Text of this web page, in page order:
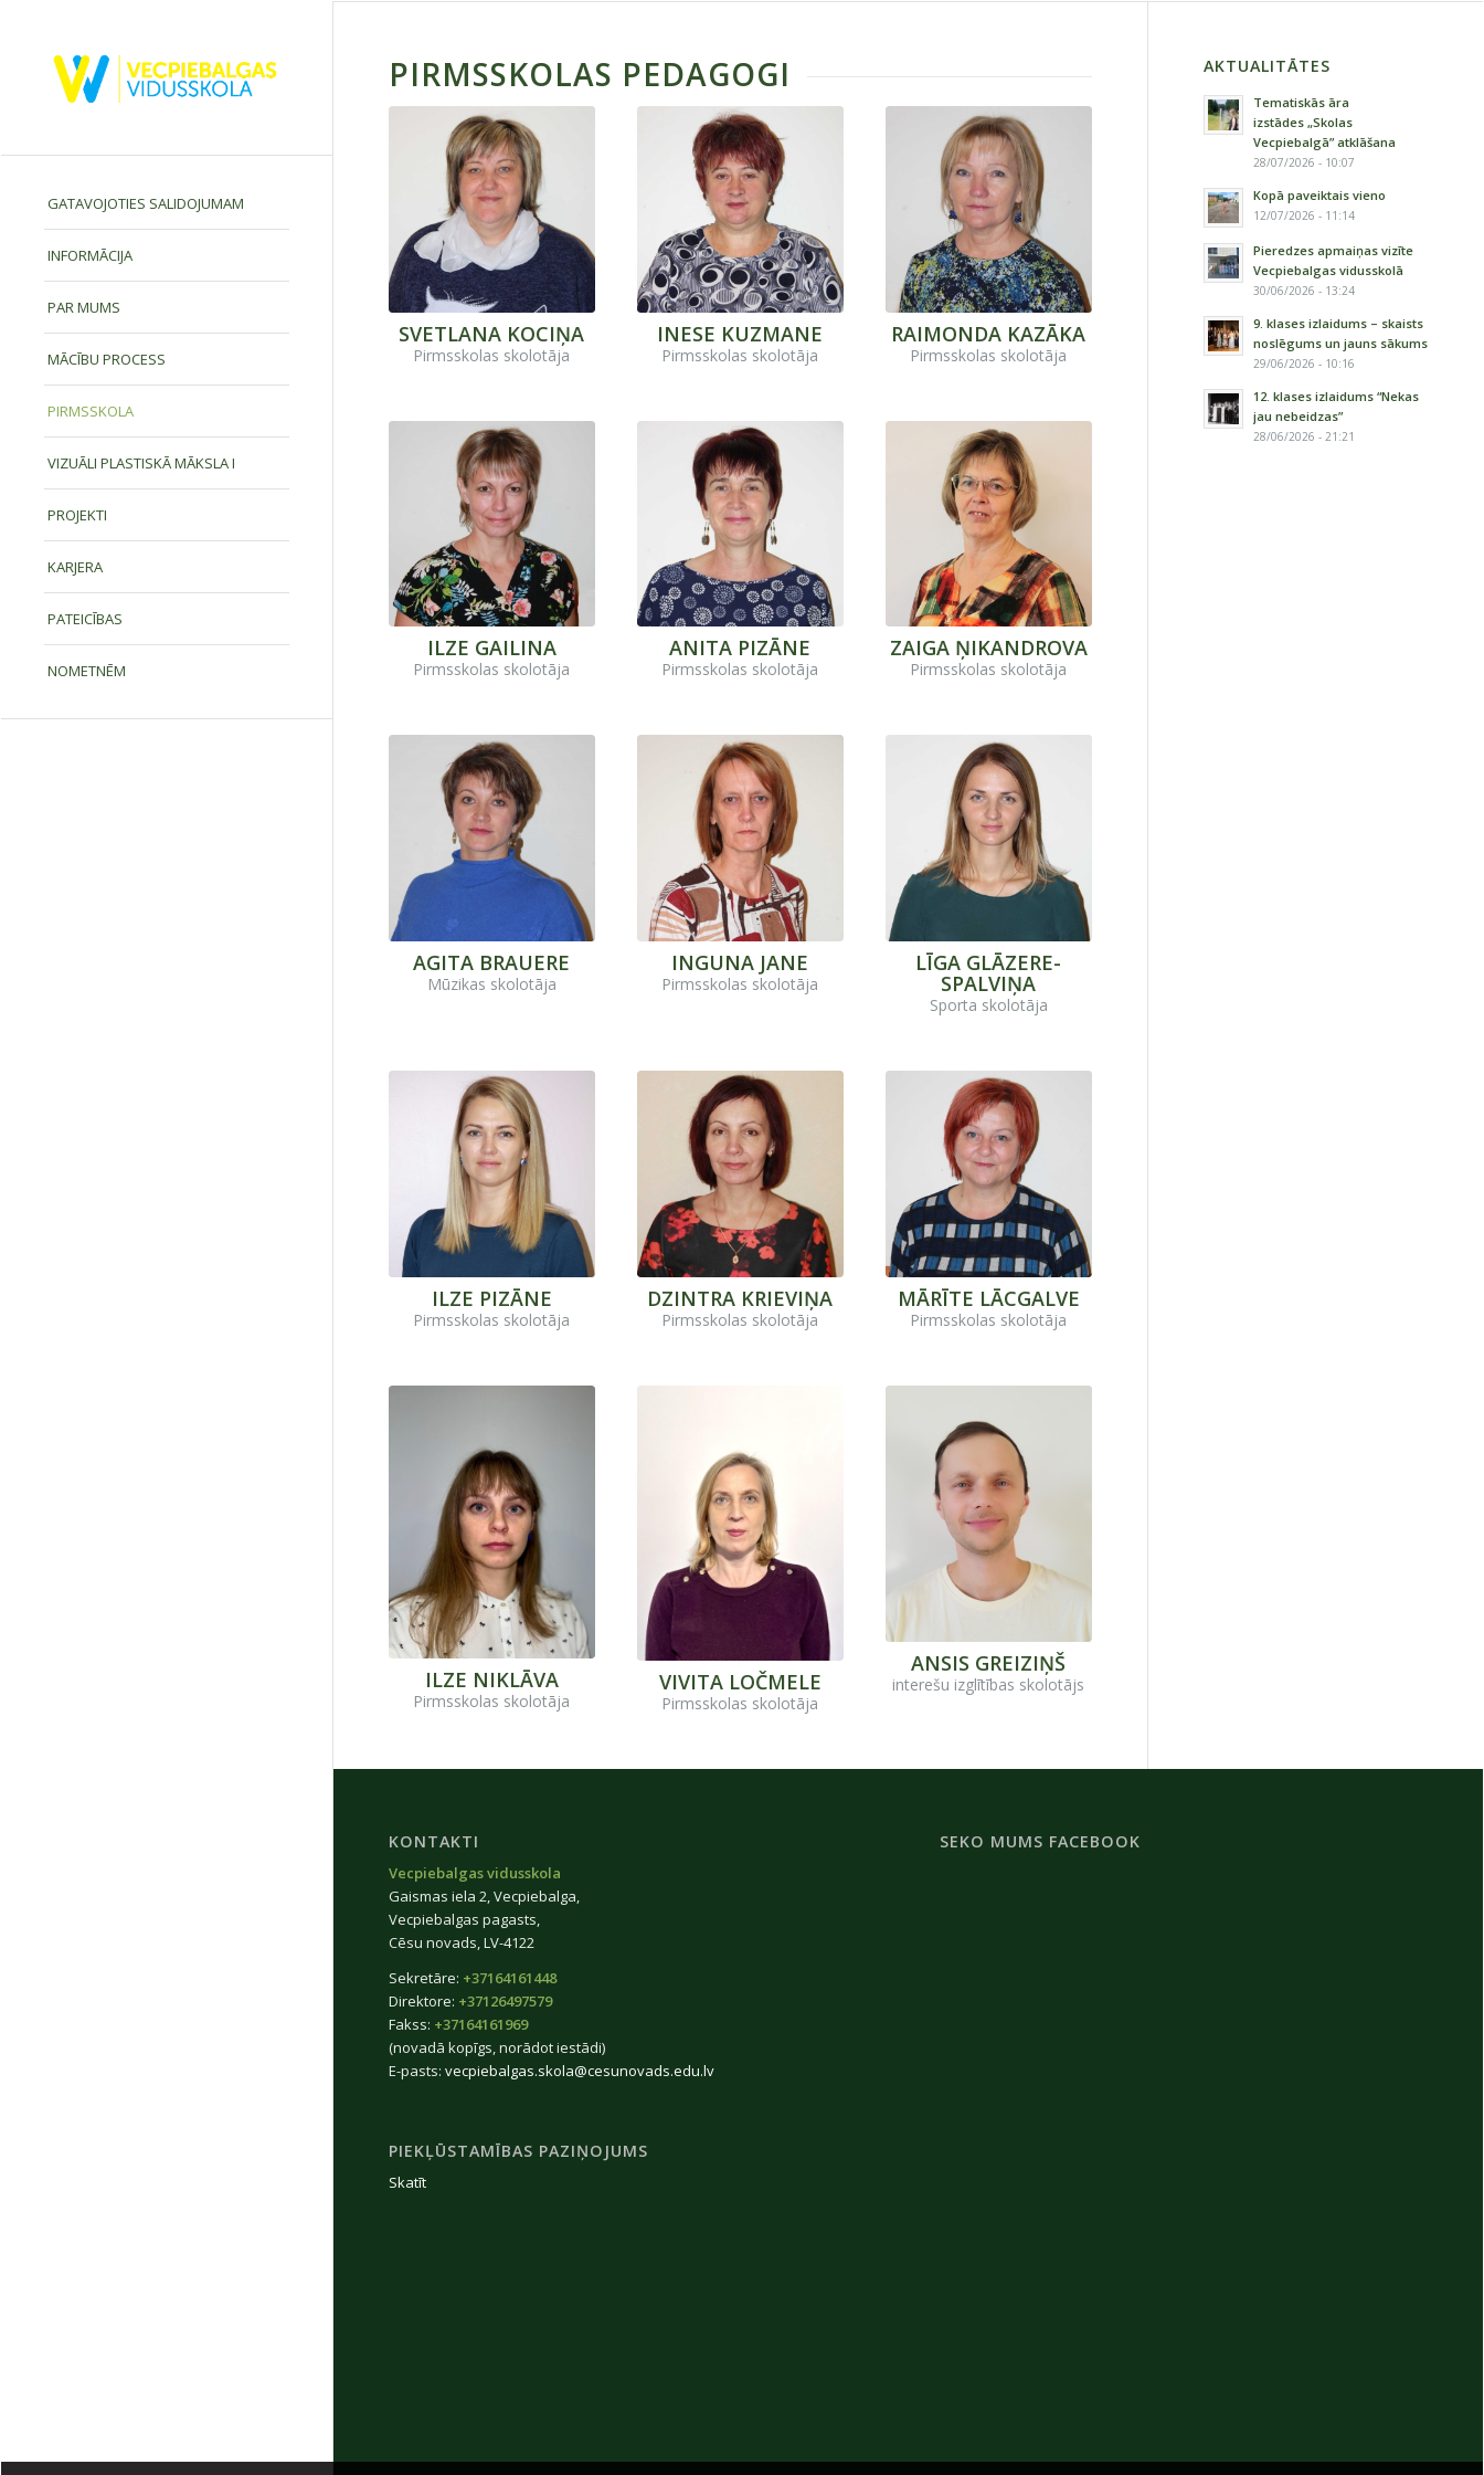
GATAVOJOTIES SALIDOJUMAM
INFORMĀCIJA
PAR MUMS
MĀCĪBU PROCESS
PIRMSSKOLA
VIZUĀLI PLASTISKĀ MĀKSLA I
PROJEKTI
KARJERA
PATEICĪBAS
NOMETNĒM
PIRMSSKOLAS PEDAGOGI
SVETLANA KOCIŅA
Pirmsskolas skolotāja
INESE KUZMANE
Pirmsskolas skolotāja
RAIMONDA KAZĀKA
Pirmsskolas skolotāja
ILZE GAILINA
Pirmsskolas skolotāja
ANITA PIZĀNE
Pirmsskolas skolotāja
ZAIGA ŅIKANDROVA
Pirmsskolas skolotāja
AGITA BRAUERE
Mūzikas skolotāja
INGUNA JANE
Pirmsskolas skolotāja
LĪGA GLĀZERE-
SPALVIŅA
Sporta skolotāja
ILZE PIZĀNE
Pirmsskolas skolotāja
DZINTRA KRIEVIŅA
Pirmsskolas skolotāja
MĀRĪTE LĀCGALVE
Pirmsskolas skolotāja
ILZE NIKLĀVA
Pirmsskolas skolotāja
VIVITA LOČMELE
Pirmsskolas skolotāja
ANSIS GREIZIŅŠ
interešu izglītības skolotājs
AKTUALITĀTES
Tematiskās āra
izstādes „Skolas
Vecpiebalgā” atklāšana
28/07/2026 - 10:07
Kopā paveiktais vieno
12/07/2026 - 11:14
Pieredzes apmaiņas vizīte
Vecpiebalgas vidusskolā
30/06/2026 - 13:24
9. klases izlaidums – skaists
noslēgums un jauns sākums
29/06/2026 - 10:16
12. klases izlaidums “Nekas
jau nebeidzas”
28/06/2026 - 21:21
KONTAKTI
Vecpiebalgas vidusskola
Gaismas iela 2, Vecpiebalga,
Vecpiebalgas pagasts,
Cēsu novads, LV-4122
Sekretāre: +37164161448
Direktore: +37126497579
Fakss: +37164161969
(novadā kopīgs, norādot iestādi)
E-pasts: vecpiebalgas.skola@cesunovads.edu.lv
PIEKĻŪSTAMĪBAS PAZIŅOJUMS
Skatīt
SEKO MUMS FACEBOOK